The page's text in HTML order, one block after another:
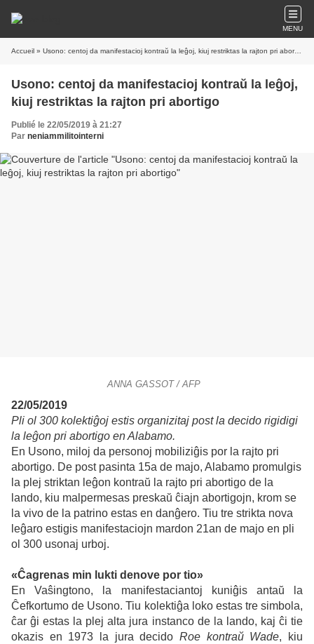
MENU
Accueil » Usono: centoj da manifestacioj kontraŭ la leĝoj, kiuj restriktas la rajton pri abortigo
Usono: centoj da manifestacioj kontraŭ la leĝoj,
kiuj restriktas la rajton pri abortigo
Publié le 22/05/2019 à 21:27
Par neniammilitointerni
ANNA GASSOT / AFP
22/05/2019
Pli ol 300 kolektiĝoj estis organizitaj post la decido rigidigi
la leĝon pri abortigo en Alabamo.
En Usono, miloj da personoj mobiliziĝis por la rajto pri
abortigo. De post pasinta 15a de majo, Alabamo promulgis
la plej striktan leĝon kontraŭ la rajto pri abortigo de la
lando, kiu malpermesas preskaŭ ĉiajn abortigojn, krom se
la vivo de la patrino estas en danĝero. Tiu tre strikta nova
leĝaro estigis manifestaciojn mardon 21an de majo en pli
ol 300 usonaj urboj.
«Ĉagrenas min lukti denove por tio»
En Vaŝingtono, la manifestaciantoj kuniĝis antaŭ la
Ĉefkortumo de Usono. Tiu kolektiĝa loko estas tre simbola,
ĉar ĝi estas la plej alta jura instanco de la lando, kaj ĉi tie
okazis en 1973 la jura decido Roe kontraŭ Wade, kiu